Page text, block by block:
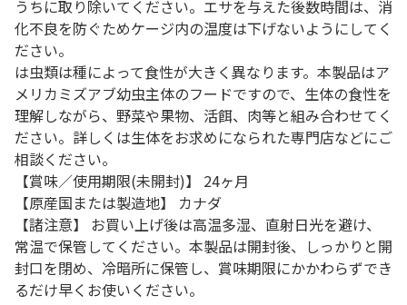
うちに取り除いてください。エサを与えた後数時間は、消
化不良を防ぐためケージ内の温度は下げないようにしてく
ださい。
は虫類は種によって食性が大きく異なります。本製品はア
メリカミズアブ幼虫主体のフードですので、生体の食性を
理解しながら、野菜や果物、活餌、肉等と組み合わせてく
ださい。詳しくは生体をお求めになられた専門店などにご
相談ください。
【賞味／使用期限(未開封)】 24ヶ月
【原産国または製造地】 カナダ
【諸注意】 お買い上げ後は高温多湿、直射日光を避け、
常温で保管してください。本製品は開封後、しっかりと開
封口を閉め、冷暗所に保管し、賞味期限にかかわらずでき
るだけ早くお使いください。